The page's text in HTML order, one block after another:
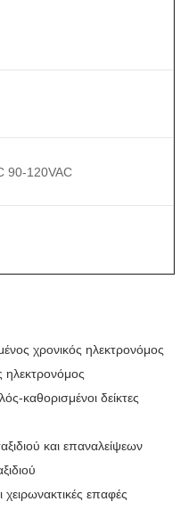
90-120VAC
χρονικός ηλεκτρονόμος
ηλεκτρονόμος
καθορισμένοι δείκτες
και επαναλείψεων
επαφές